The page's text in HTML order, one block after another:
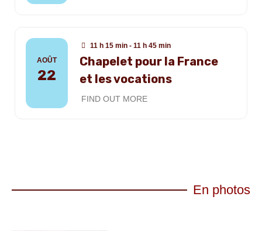
AOÛT
22
11 h 15 min - 11 h 45 min
Chapelet pour la France
et les vocations
FIND OUT MORE
En photos